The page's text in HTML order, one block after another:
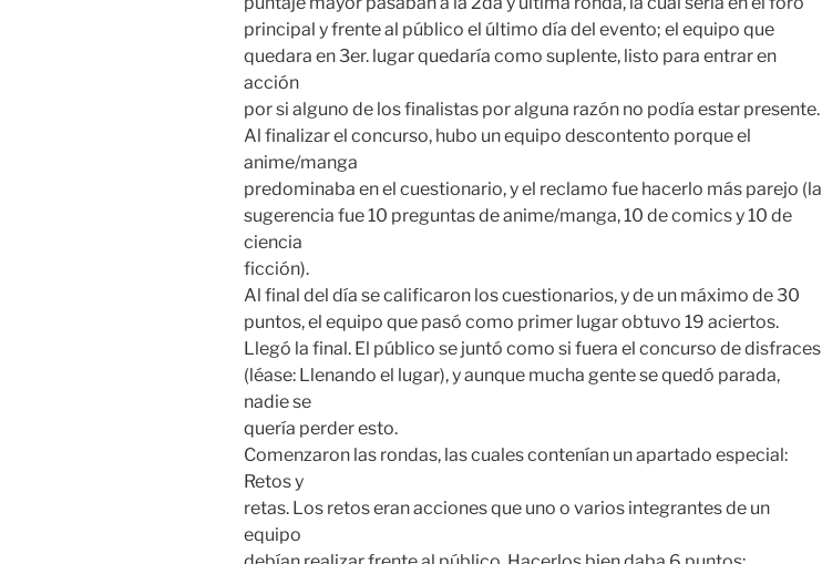
principal y frente al público el último día del evento; el equipo que
quedara en 3er. lugar quedaría como suplente, listo para entrar en
acción
por si alguno de los finalistas por alguna razón no podía estar presente.
Al finalizar el concurso, hubo un equipo descontento porque el
anime/manga
predominaba en el cuestionario, y el reclamo fue hacerlo más parejo (la
sugerencia fue 10 preguntas de anime/manga, 10 de comics y 10 de
ciencia
ficción).
Al final del día se calificaron los cuestionarios, y de un máximo de 30
puntos, el equipo que pasó como primer lugar obtuvo 19 aciertos.
Llegó la final. El público se juntó como si fuera el concurso de disfraces
(léase: Llenando el lugar), y aunque mucha gente se quedó parada,
nadie se
quería perder esto.
Comenzaron las rondas, las cuales contenían un apartado especial:
Retos y
retas. Los retos eran acciones que uno o varios integrantes de un
equipo